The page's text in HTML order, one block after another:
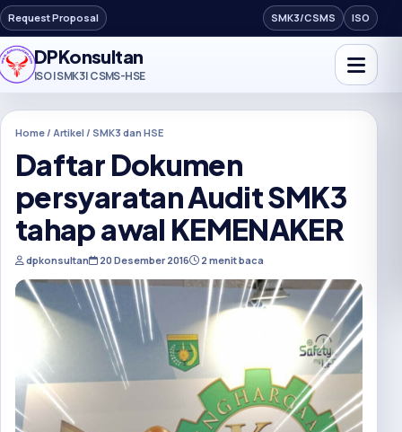
Request Proposal SMK3/CSMS ISO
DPKonsultan
ISO | SMK3 | CSMS-HSE
Home / Artikel / SMK3 dan HSE
Daftar Dokumen
persyaratan Audit SMK3
tahap awal KEMENAKER
dpkonsultan 20 Desember 2016 2 menit baca